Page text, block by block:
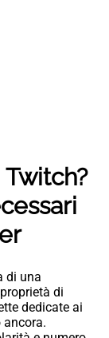
di una
di
dedicate ai